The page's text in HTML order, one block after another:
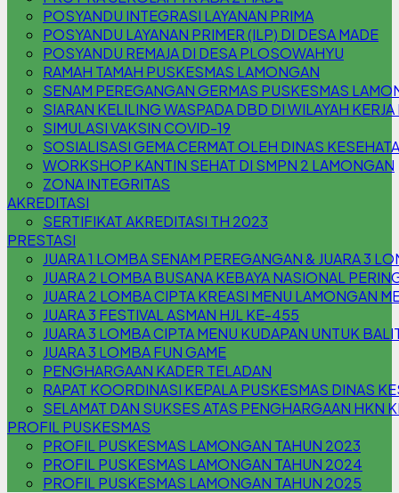
POSYANDU INTEGRASI LAYANAN PRIMA
POSYANDU LAYANAN PRIMER (ILP) DI DESA MADE
POSYANDU REMAJA DI DESA PLOSOWAHYU
RAMAH TAMAH PUSKESMAS LAMONGAN
SENAM PEREGANGAN GERMAS PUSKESMAS
SIARAN KELILING WASPADA DBD DI WILAYAH
SIMULASI VAKSIN COVID-19
SOSIALISASI GEMA CERMAT OLEH DINAS
WORKSHOP KANTIN SEHAT DI SMPN 2 LAMONGAN
ZONA INTEGRITAS
AKREDITASI
SERTIFIKAT AKREDITASI TH 2023
PRESTASI
JUARA 1 LOMBA SENAM PEREGANGAN & JUARA 3
JUARA 2 LOMBA BUSANA KEBAYA NASIONAL
JUARA 2 LOMBA CIPTA KREASI MENU LAMONGAN
JUARA 3 FESTIVAL ASMAN HJL KE-455
JUARA 3 LOMBA CIPTA MENU KUDAPAN UNTUK
JUARA 3 LOMBA FUN GAME
PENGHARGAAN KADER TELADAN
RAPAT KOORDINASI KEPALA PUSKESMAS DINAS
SELAMAT DAN SUKSES ATAS PENGHARGAAN HKN
PROFIL PUSKESMAS
PROFIL PUSKESMAS LAMONGAN TAHUN 2023
PROFIL PUSKESMAS LAMONGAN TAHUN 2024
PROFIL PUSKESMAS LAMONGAN TAHUN 2025